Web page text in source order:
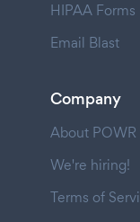
HIPAA Forms
Email Blast
Company
About POWR
We're hiring!
Terms of